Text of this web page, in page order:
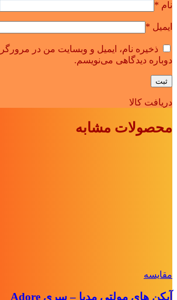
نام *
ایمیل *
ذخیره نام، ایمیل و وبسایت من در
دوباره دیدگاهی می‌نویسم.
دریافت کالا
محصولات مشابه
مقايسه
آیکن های مولتی مدیا – سری Adore